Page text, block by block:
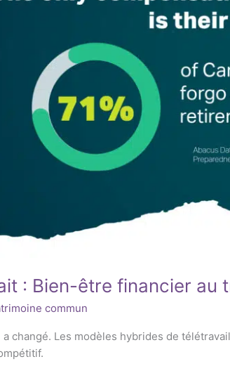
: Bien-être financier au
commun
a changé. Les modèles hybrides de